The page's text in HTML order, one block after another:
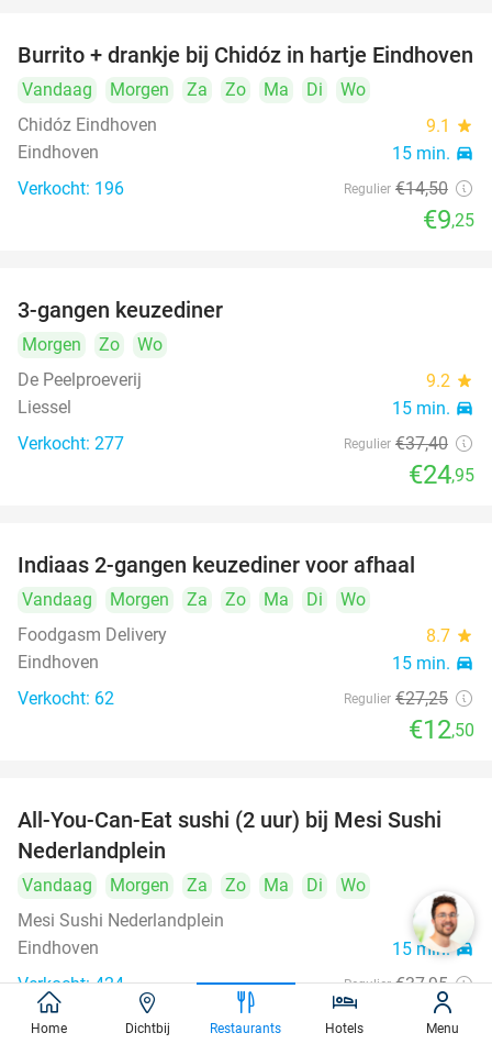
36%
Burrito + drankje bij Chidóz in hartje Eindhoven
Vandaag Morgen Za Zo Ma Di
Wo
Chidóz Eindhoven
9.1 star
Eindhoven 15 min. directions_car
Verkocht: 196 Regulier €14,50
€9,25
3-gangen keuzediner
Morgen Zo
Wo
De Peelproeverij
9.2 star
Liessel 15 min. directions_car
Verkocht: 277 Regulier €37,40
€24,95
Indiaas 2-gangen keuzediner voor afhaal
Vandaag Morgen Za Zo Ma Di
Wo
Foodgasm Delivery
8.7 star
Eindhoven 15 min. directions_car
Verkocht: 62 Regulier €27,25
€12,50
21%
All-You-Can-Eat sushi (2 uur) bij Mesi Sushi
Nederlandplein
Vandaag Morgen Za Zo Ma Di
Wo
Mesi Sushi Nederlandplein
9.7star
Eindhoven 15 min.directions_car
Verkocht: 424 Regulier €37,95
€29
Home Dichtbij Restaurants Hotels Menu